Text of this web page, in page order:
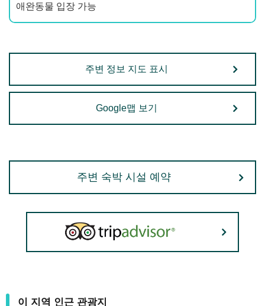
애완동물 입장 가능
주변 정보 지도 표시
Google맵 보기
주변 숙박 시설 예약
이 지역 인근 관광지